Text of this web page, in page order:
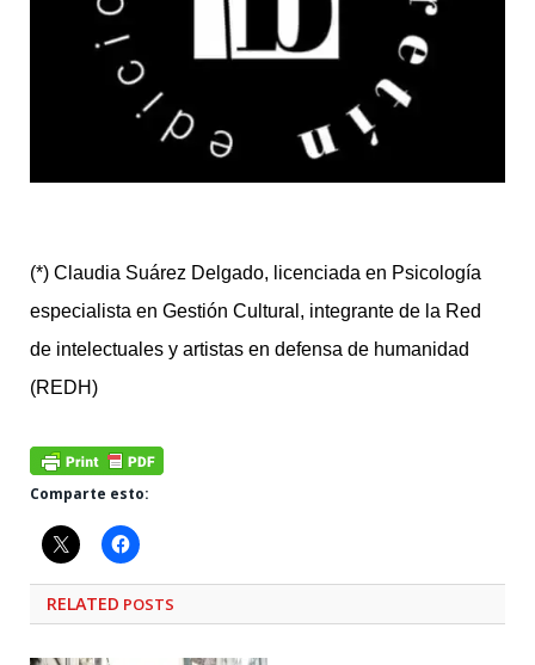
(*) Claudia Suárez Delgado, licenciada en Psicología
especialista en Gestión Cultural, integrante de la Red
de intelectuales y artistas en defensa de humanidad
(REDH)
Comparte esto:
RELATED POSTS